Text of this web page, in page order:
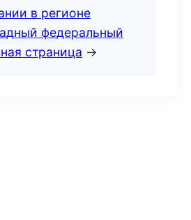
в регионе
федеральный
страница →